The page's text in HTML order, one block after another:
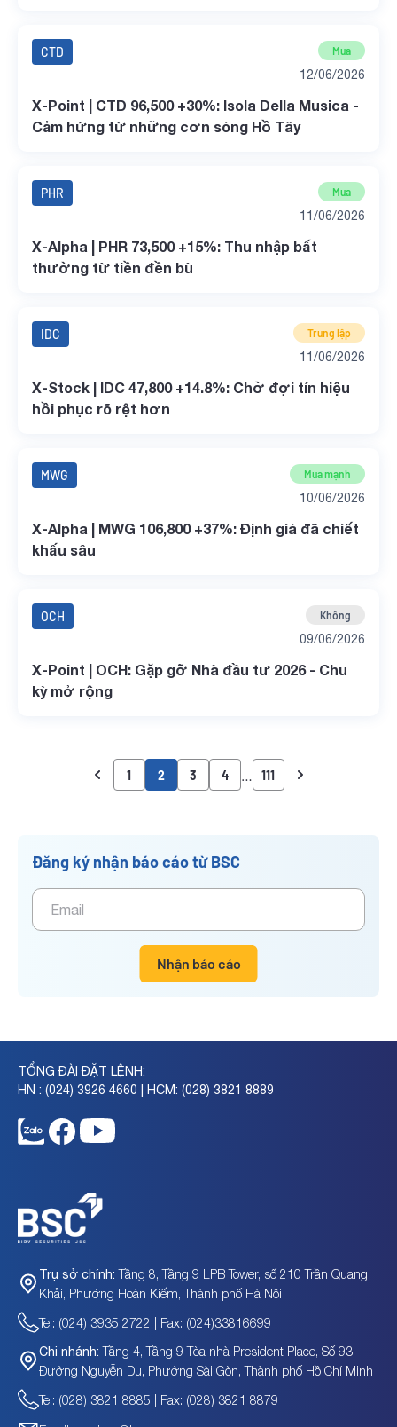
CTD Mua
12/06/2026
X-Point | CTD 96,500 +30%: Isola Della Musica -
Cảm hứng từ những cơn sóng Hồ Tây
PHR Mua
11/06/2026
X-Alpha | PHR 73,500 +15%: Thu nhập bất
thường từ tiền đền bù
IDC Trung lập
11/06/2026
X-Stock | IDC 47,800 +14.8%: Chờ đợi tín hiệu
hồi phục rõ rệt hơn
MWG Mua mạnh
10/06/2026
X-Alpha | MWG 106,800 +37%: Định giá đã chiết
khấu sâu
OCH Không
09/06/2026
X-Point | OCH: Gặp gỡ Nhà đầu tư 2026 - Chu
kỳ mở rộng
1 2 3 4 111
Đăng ký nhận báo cáo từ BSC
Nhận báo cáo
TỔNG ĐÀI ĐẶT LỆNH:
HN : (024) 3926 4660 | HCM: (028) 3821 8889
Trụ sở chính: Tầng 8, Tầng 9 LPB Tower, số 210 Trần Quang
Khải, Phường Hoàn Kiếm, Thành phố Hà Nội
Tel: (024) 3935 2722 | Fax: (024)33816699
Chi nhánh: Tầng 4, Tầng 9 Tòa nhà President Place, Số 93
Đường Nguyễn Du, Phường Sài Gòn, Thành phố Hồ Chí Minh
Tel: (028) 3821 8885 | Fax: (028) 3821 8879